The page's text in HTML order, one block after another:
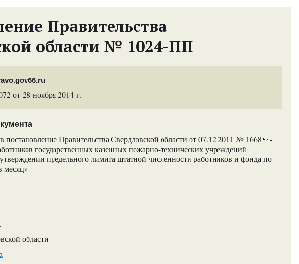
Правительства
области № 1024-ПП
от 28 ноября 2014 г.
постановление Правительства Свердловской области от 07.12.2011 № 1668-
государственных казенных пожарно-технических учреждений
предельного лимита штатной численности работников и фонда по
месяц»
области